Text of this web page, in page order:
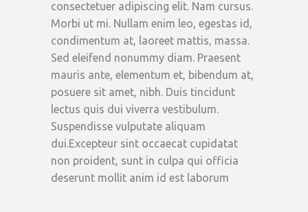
consectetuer adipiscing elit. Nam cursus.
Morbi ut mi. Nullam enim leo, egestas id,
condimentum at, laoreet mattis, massa.
Sed eleifend nonummy diam. Praesent
mauris ante, elementum et, bibendum at,
posuere sit amet, nibh. Duis tincidunt
lectus quis dui viverra vestibulum.
Suspendisse vulputate aliquam
dui.Excepteur sint occaecat cupidatat
non proident, sunt in culpa qui officia
deserunt mollit anim id est laborum